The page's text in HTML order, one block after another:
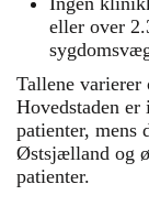
eller over
Tallene varierer
Hovedstaden
patienter, mens
Østsjælland og
patienter.